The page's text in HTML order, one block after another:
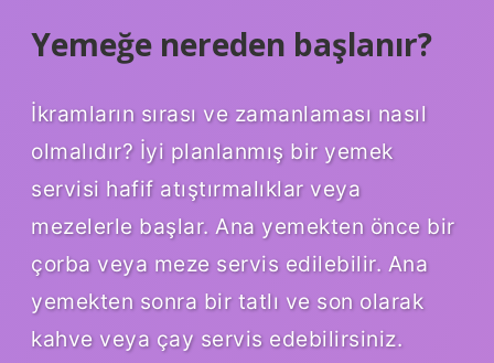
Yemeğe nereden başlanır?
İkramların sırası ve zamanlaması nasıl
olmalıdır? İyi planlanmış bir yemek
servisi hafif atıştırmalıklar veya
mezelerle başlar. Ana yemekten önce bir
çorba veya meze servis edilebilir. Ana
yemekten sonra bir tatlı ve son olarak
kahve veya çay servis edebilirsiniz.